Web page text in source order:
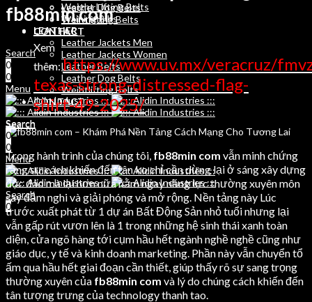
Leather Dog Belts
Weihtlifting Belts
CONTACT
Search
0
0
Menu
Search
0
Weight Lifting Belts
Training Bibs
LEATHER
Leather Jackets Men
Leather Jackets Women
Leather Belts
Leather Dog Belts
Weihtlifting Belts
CONTACT
Search
0
0
Menu
Search
0
fb88min com
Xem
thêm:https://www.uv.mx/veracruz/
texas-strong-distressed-flag-
shirt-49-2025/
Trong hành trình của chúng tôi, fb88min com vẫn minh chứng
rằng sự cách khiến đến tân ko chỉ cần dừng lại ở sáng xây dựng
độc đáo mà lại hơn nữa nằm ngay năng lực thường xuyên môn
say đắm nghi và giải phóng và mở rộng. Nền tảng này Lúc
trước xuất phát từ 1 dự án Bất Động Sản nhỏ tuổi nhưng lại
vẫn gấp rút vươn lên là 1 trong những hệ sinh thái xanh toàn
diện, cửa ngõ hàng tới cụm hầu hết ngành nghề nghề cũng như
giáo dục, y tế và kinh doanh marketing. Phần này vẫn chuyển tổ
ấm qua hầu hết giai đoạn cần thiết, giúp thấy rõ sự sang trọng
thường xuyên của fb88min com và lý do chúng cách khiến đến
tân tượng trưng của technology thanh tao.